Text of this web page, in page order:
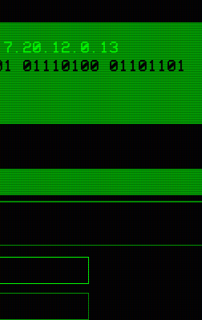
7.20.12.0.13
01110100 01101101